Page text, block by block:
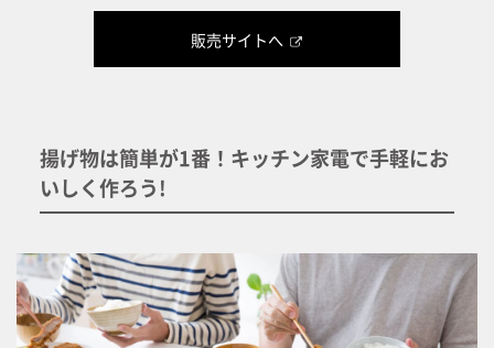
販売サイトへ
揚げ物は簡単が1番！キッチン家電で手軽にお
いしく作ろう!